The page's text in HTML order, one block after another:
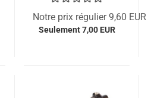
Notre prix régulier 9,60 EUR
Seulement 7,00 EUR